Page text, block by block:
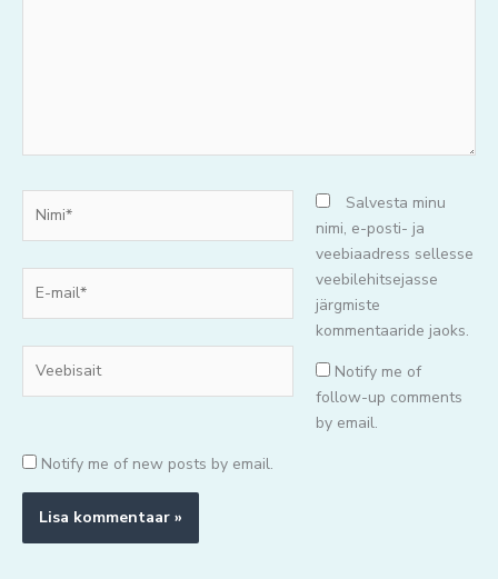
mail*
Salvesta minu
nimi, e-posti- ja
veebiaadress sellesse
veebilehitsejasse
järgmiste
kommentaaride jaoks.
Notify me of
follow-up comments
by email.
Notify me of new posts by email.